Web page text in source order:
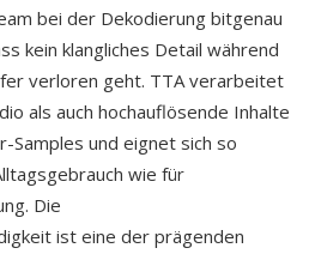
bei der Dekodierung bitgenau
kein klangliches Detail während
verloren geht. TTA verarbeitet
als auch hochauflösende Inhalte
und eignet sich so
wie für
Die
ist eine der prägenden